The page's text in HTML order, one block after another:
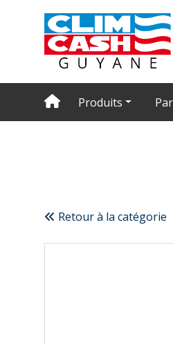
Produits
Retour à la catégorie